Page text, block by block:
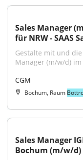
Sales Manager
für NRW - SAAS
Gestalte mit und
Manager (m/w/d)
CGM
Bochum, Raum
Sales Manager
Bochum (m/w/d)